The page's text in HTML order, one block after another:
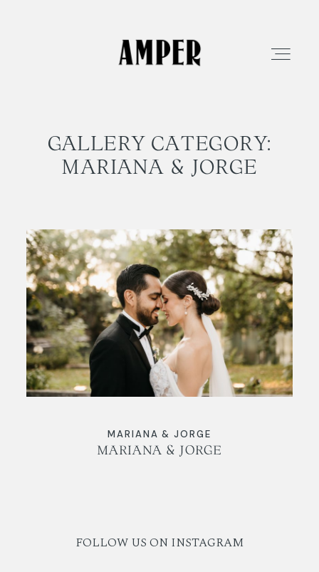
EXPERIENCIA
FILMS
RESERVA TU FECHA
NOSOTROS
BLOG
GALLERY CATEGORY:
MARIANA & JORGE
MARIANA & JORGE
MARIANA & JORGE
FOLLOW US ON INSTAGRAM